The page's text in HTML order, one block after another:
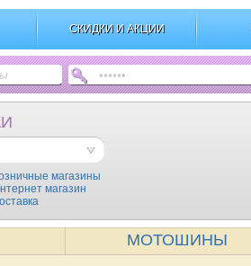
СКИДКИ И АКЦИИ
магазины
магазин
МОТОШИНЫ